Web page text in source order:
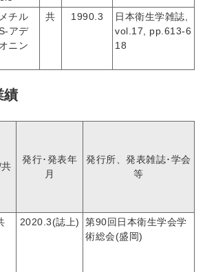
チル
アデ
ニン
共 1990.3
日本衛生学雑誌,
vol.17, pp.613-6
18
績
発行･発表年
月
発行所、発表雑誌･学会
等
2020.3(誌上)
第90回日本衛生学会学
術総会(盛岡)